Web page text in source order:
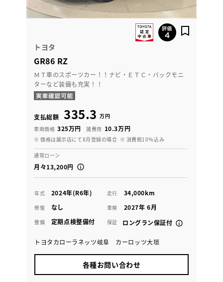
トヨタ
GR86 RZ
ＭＴ車のスポーツカー！！ナビ・ＥＴＣ・バックモニ
ターなど装備も充実！！
支払総額 335.3 万円
車両価格 325万円 諸費用 10.3万円
※ 価格は展示店にて8月登録の場合 ※ 消費税10％込み
通常ローン
月々13,200円
年式 2024年(R6年) 走行 34,000km
修復 なし 車検 2027年 6月
整備 定期点検整備付 保証 ロングラン保証付
トヨタカローラネッツ岐阜 カーロッツ大垣
各種お問い合わせ